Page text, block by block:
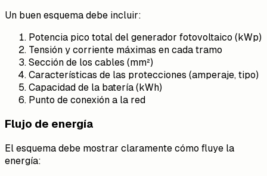
Un buen esquema debe incluir:
Potencia pico total del generador fotovoltaico (kWp)
Tensión y corriente máximas en cada tramo
Sección de los cables (mm²)
Características de las protecciones (amperaje, tipo)
Capacidad de la batería (kWh)
Punto de conexión a la red
Flujo de energía
El esquema debe mostrar claramente cómo fluye la
energía: